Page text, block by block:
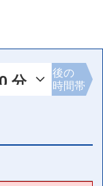
後の
時間帯